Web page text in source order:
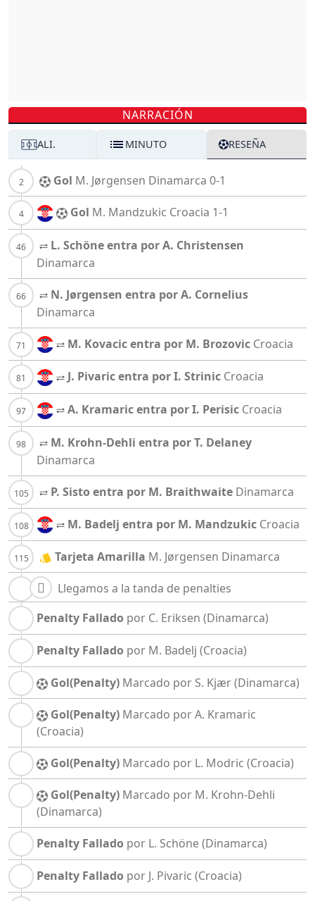
NARRACIÓN
ALI. MINUTO RESEÑA
Gol M. Jørgensen Dinamarca 0-1
Gol M. Mandzukic Croacia 1-1
L. Schöne entra por A. Christensen
Dinamarca
N. Jørgensen entra por A. Cornelius
Dinamarca
M. Kovacic entra por M. Brozovic Croacia
J. Pivaric entra por I. Strinic Croacia
A. Kramaric entra por I. Perisic Croacia
M. Krohn-Dehli entra por T. Delaney
Dinamarca
P. Sisto entra por M. Braithwaite Dinamarca
M. Badelj entra por M. Mandzukic Croacia
Tarjeta Amarilla M. Jørgensen Dinamarca
Llegamos a la tanda de penalties
Penalty Fallado por C. Eriksen (Dinamarca)
Penalty Fallado por M. Badelj (Croacia)
Gol(Penalty) Marcado por S. Kjær(Dinamarca)
Gol(Penalty) Marcado por A. Kramaric
(Croacia)
Gol(Penalty) Marcado por L. Modric (Croacia)
Gol(Penalty) Marcado por M. Krohn-Dehli
(Dinamarca)
Penalty Fallado por L. Schöne(Dinamarca)
Penalty Fallado por J. Pivaric (Croacia)